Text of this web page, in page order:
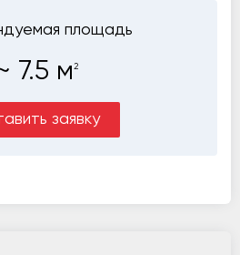
площадь
7.5 м 2
заявку